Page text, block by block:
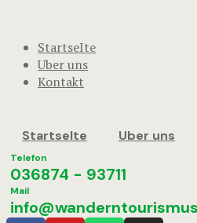
StartseIte
Uber uns
Kontakt
StartseIte Uber uns
Telefon
036874 - 93711
Mail